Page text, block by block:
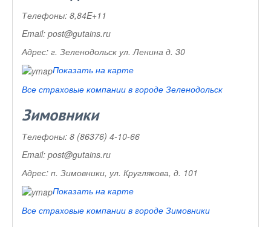
Телефоны: 8,84E+11
Email: post@gutains.ru
Адрес: г. Зеленодольск ул. Ленина д. 30
Показать на карте
Все страховые компании в городе Зеленодольск
Зимовники
Телефоны: 8 (86376) 4-10-66
Email: post@gutains.ru
Адрес: п. Зимовники, ул. Круглякова, д. 101
Показать на карте
Все страховые компании в городе Зимовники